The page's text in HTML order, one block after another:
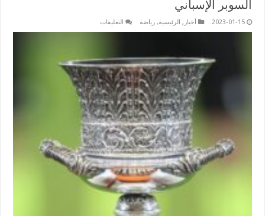
السوبر الإسباني
2023-01-15 أخبار , الرئيسية,رياضة التعليقات
بثلاثية
ويتوج
بكأس
السوبر
الإسباني
مغلقة